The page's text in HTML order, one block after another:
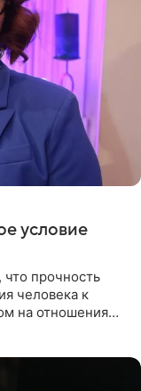
условие
что прочность
человека к
на отношения